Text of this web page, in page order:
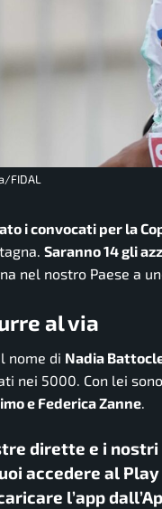
FIDAL
i convocati per la
Saranno 14 gli
nel nostro Paese a
al via
nome di Nadia
nei 5000. Con lei
e Federica Zanne.
dirette e i
accedere al
l’app